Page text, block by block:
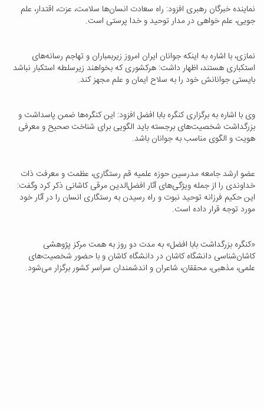
نماینده خبرگان رهبری افزود: راه سعادت انسان‌ها سلامت، عزت، اقتدار، علم
جویی، علم خواهی در مدار توحید و خدا پرستی است.
نمازی، با اشاره به اینکه جوانان ایران امروز زیربمباران و تهاجم رسانه‌های
استکباری هستند، اظهار داشت: هرکشوری که بخواهند زیرسلطه استکبار نباشد
بایستی جوانانش خود را به سلاح ایمان و علم مجهز کند.
وی با اشاره به برگزاری کنگره بابا افضل افزود: این کنگره‌ها ضمن پاسداشت و
بزرگداشت شخصیت‌های برجسته باید الگویی برای شناخت صحیح و معرفی
هویت و الگوی مناسب به جوانان باشد.
عضو ارشد جامعه مدرسین حوزه علمیه قم رستگاری، عظمت و معرفت ذات
خداوندی را از جمله ویژگی‌های آثار افضل‌الدین مرقی کاشانی ذکر کرد وگفت:
این حکیم فرزانه توحید نبوت و راه رسیدن به رستگاری انسان را در آثار خود
مورد توجه قرار داده است.
«کنگره بزرگداشت بابا افضل» به مدت دو روز به همت مرکز پژوهشی
کاشان‌شناسی دانشگاه کاشان در دانشگاه کاشان و با حضور شخصیت‌های
علمی، مذهبی، محققان، شاعران و اندشمندان سراسر کشور برگزار می‌شود.